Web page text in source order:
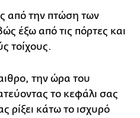
από την πτώση των
έξω από τις πόρτες και
τοίχους.
την ώρα του
το κεφάλι σας
ρίξει κάτω το ισχυρό